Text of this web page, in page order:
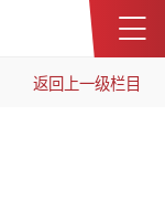
返回上一级栏目